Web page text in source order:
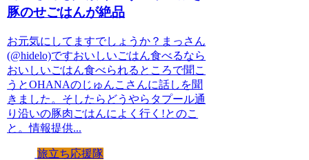
豚のせごはんが絶品
お元気にしてますでしょうか？まっさん
(@hidelo)ですおいしいごはん食べるなら
おいしいごはん食べられるところで聞こ
うとOHANAのじゅんこさんに話しを聞
きました。そしたらどうやらタプール通
り沿いの豚肉ごはんによく行く!とのこ
と。情報提供...
旅立ち応援隊